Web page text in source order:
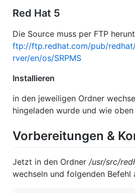
Red Hat 5
Die Source muss per FTP
ftp://ftp.redhat.com/pub/
rver/en/os/SRPMS
Installieren
in den jeweiligen Ordner
hingeladen wurde und wie
Vorbereitungen &
Jetzt in den Ordner /usr/src/
wechseln und folgenden Befehl